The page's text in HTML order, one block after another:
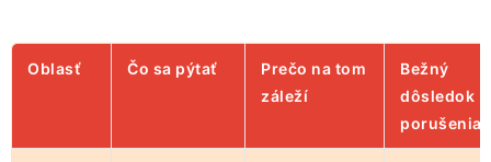
Oblasť Čo sa pýtať
Prečo na tom
záleží
Bežný
dôsledok
porušenia